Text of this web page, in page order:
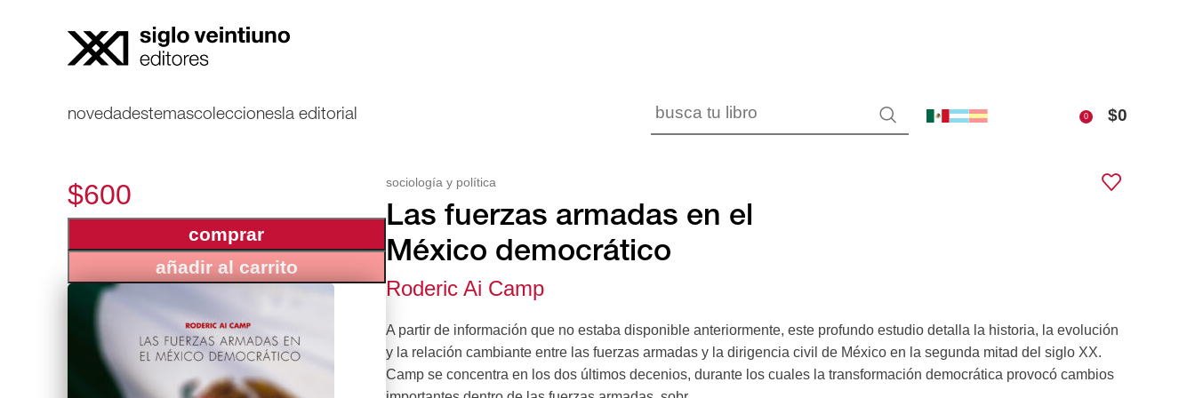
novedadestemascolecciones la editorial 0 $0
$600
añadir al carrito
comprar
sociología y política
Las fuerzas armadas en el
México democrático
Roderic Ai Camp
A partir de información que no estaba disponible anteriormente, este profundo estudio detalla la historia, la evolución
y la relación cambiante entre las fuerzas armadas y la dirigencia civil de México en la segunda mitad del siglo XX.
Camp se concentra en los dos últimos decenios, durante los cuales la transformación democrática provocó cambios